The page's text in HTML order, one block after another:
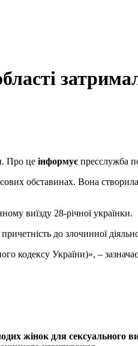
Про це інформує пресслужба
обставинах. Вона
виїзду 28-річної українки.
до злочинної
кодексу України)», –
жінок для сексуального